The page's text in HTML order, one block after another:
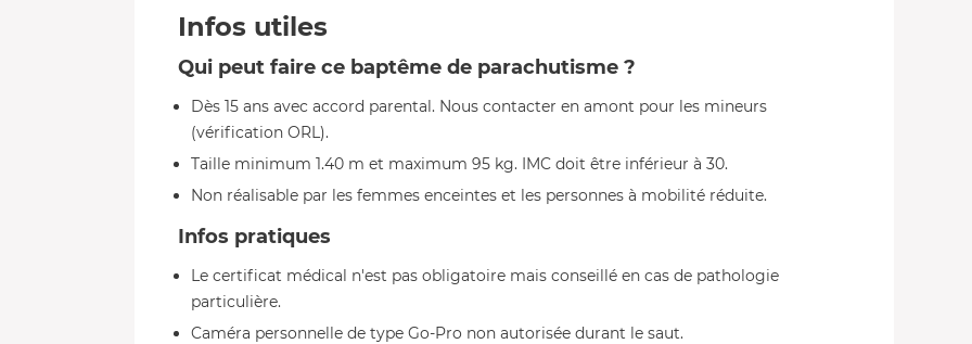
Infos utiles
Qui peut faire ce baptême de parachutisme ?
Dès 15 ans avec accord parental. Nous contacter en amont pour les mineurs
(vérification ORL).
Taille minimum 1.40 m et maximum 95 kg. IMC doit être inférieur à 30.
Non réalisable par les femmes enceintes et les personnes à mobilité réduite.
Infos pratiques
Le certificat médical n'est pas obligatoire mais conseillé en cas de pathologie
particulière.
Caméra personnelle de type Go-Pro non autorisée durant le saut.